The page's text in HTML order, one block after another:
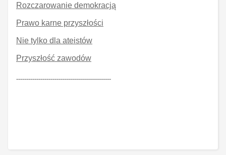
Rozczarowanie demokracją
Prawo karne przyszłości
Nie tylko dla ateistów
Przyszłość zawodów
-----------------------------------------------